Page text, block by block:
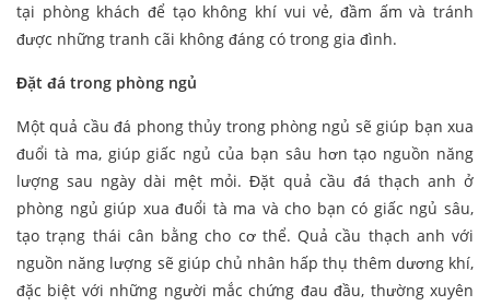
tại phòng khách để tạo không khí vui vẻ, đầm ấm và tránh
được những tranh cãi không đáng có trong gia đình.
Đặt đá trong phòng ngủ
Một quả cầu đá phong thủy trong phòng ngủ sẽ giúp bạn xua
đuổi tà ma, giúp giấc ngủ của bạn sâu hơn tạo nguồn năng
lượng sau ngày dài mệt mỏi. Đặt quả cầu đá thạch anh ở
phòng ngủ giúp xua đuổi tà ma và cho bạn có giấc ngủ sâu,
tạo trạng thái cân bằng cho cơ thể. Quả cầu thạch anh với
nguồn năng lượng sẽ giúp chủ nhân hấp thụ thêm dương khí,
đặc biệt với những người mắc chứng đau đầu, thường xuyên